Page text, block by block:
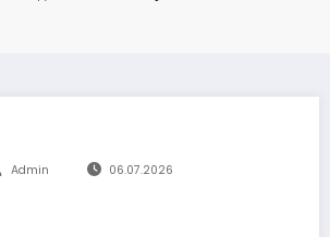
Admin 06.07.2026